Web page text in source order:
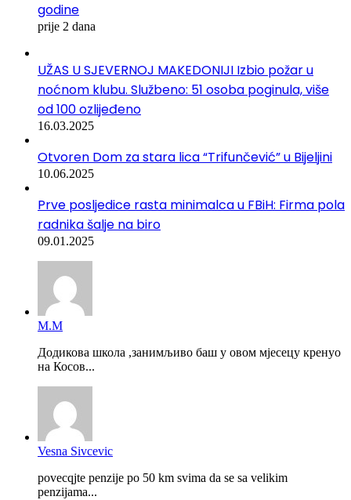
godine
prije 2 dana
UŽAS U SJEVERNOJ MAKEDONIJI Izbio požar u
noćnom klubu. Službeno: 51 osoba poginula, više
od 100 ozlijeđeno
16.03.2025
Otvoren Dom za stara lica “Trifunčević” u Bijeljini
10.06.2025
Prve posljedice rasta minimalca u FBiH: Firma pola
radnika šalje na biro
09.01.2025
М.М
Додикова школа ,занимљиво баш у овом мјесецу кренуо
на Косов...
Vesna Sivcevic
povecqjte penzije po 50 km svima da se sa velikim
penzijama...